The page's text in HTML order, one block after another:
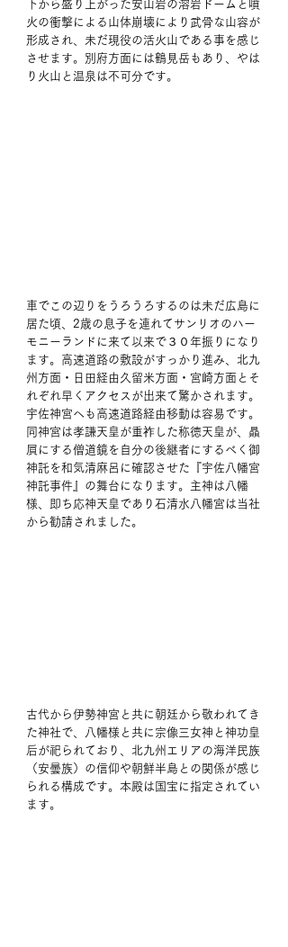
下から盛り上がった安山岩の溶岩ドームと噴
火の衝撃による山体崩壊により武骨な山容が
形成され、未だ現役の活火山である事を感じ
させます。別府方面には鶴見岳もあり、やは
り火山と温泉は不可分です。
車でこの辺りをうろうろするのは未だ広島に
居た頃、2歳の息子を連れてサンリオのハー
モニーランドに来て以来で３０年振りになり
ます。高速道路の敷設がすっかり進み、北九
州方面・日田経由久留米方面・宮崎方面とそ
れぞれ早くアクセスが出来て驚かされます。
宇佐神宮へも高速道路経由移動は容易です。
同神宮は孝謙天皇が重祚した称徳天皇が、贔
屓にする僧道鏡を自分の後継者にするべく御
神託を和気清麻呂に確認させた『宇佐八幡宮
神託事件』の舞台になります。主神は八幡
様、即ち応神天皇であり石清水八幡宮は当社
から勧請されました。
古代から伊勢神宮と共に朝廷から敬われてき
た神社で、八幡様と共に宗像三女神と神功皇
后が祀られており、北九州エリアの海洋民族
（安曇族）の信仰や朝鮮半島との関係が感じ
られる構成です。本殿は国宝に指定されてい
ます。